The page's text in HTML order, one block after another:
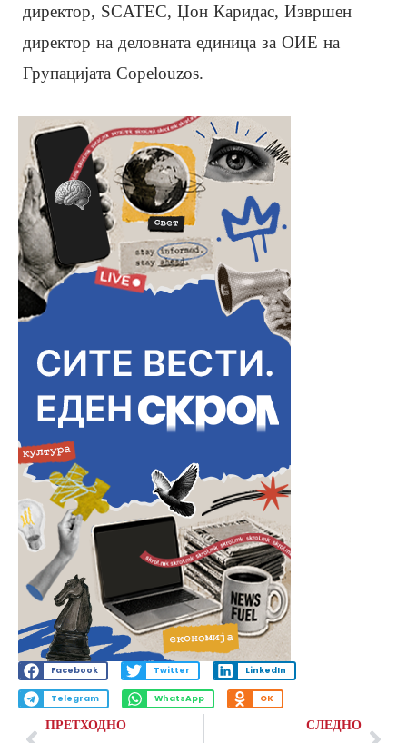
директор, SCATEC, Џон Каридас, Извршен
директор на деловната единица за ОИЕ на
Групацијата Copelouzos.
Facebook Twitter LinkedIn
Telegram WhatsApp OK
ПРЕТХОДНО СЛЕДНО